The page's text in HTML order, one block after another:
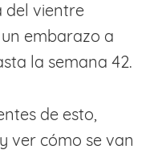
del vientre
embarazo a
la semana 42.
de esto,
ver cómo se van